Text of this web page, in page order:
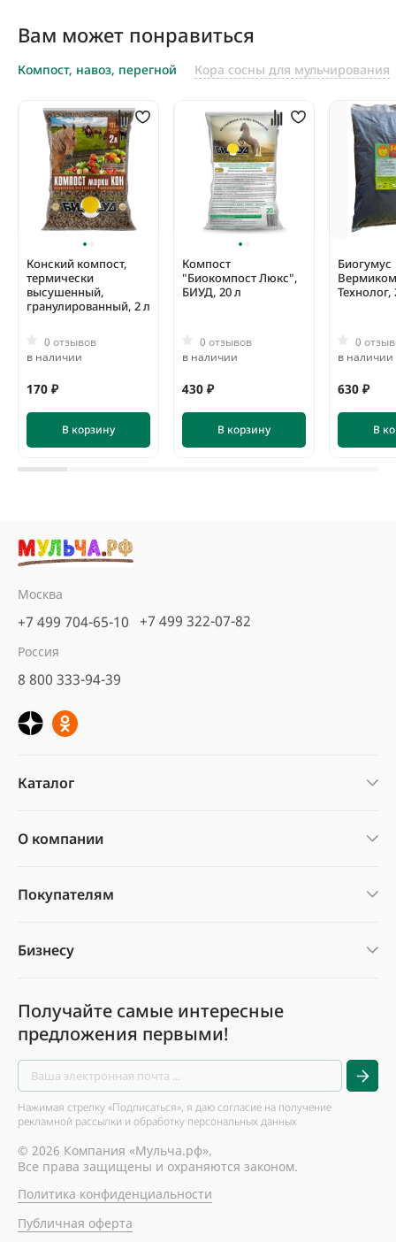
Вам может понравиться
Компост, навоз, перегной Кора сосны для мульчирования
Конский компост,
термически
высушенный,
гранулированный, 2 л
0 отзывов
в наличии
170 ₽
В корзину
Компост
"Биокомпост Люкс",
БИУД, 20 л
0 отзывов
в наличии
430 ₽
В корзину
Биогумус
Технолог,
0
в наличии
630 ₽
В
нефракционная, 60 л
5
6 отзывов
предзаказ
560 ₽
Москва
+7 499 704-65-10 +7 499 322-07-82
Россия
8 800 333-94-39
Каталог
О компании
Покупателям
Бизнесу
Получайте самые интересные
предложения первыми!
Нажимая стрелку «Подписаться», я даю согласие на получение
рекламной рассылки и обработку персональных данных
© 2026 Компания «Мульча.рф».
Все права защищены и охраняются законом.
Политика конфиденциальности
Публичная оферта